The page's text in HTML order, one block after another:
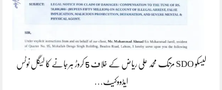
لیسکو SDO مزنگ محمد علی ریاض کے خلاف 5 کروڑ ہرجانے کا لیگل نوٹس
ایڈووکیٹ…